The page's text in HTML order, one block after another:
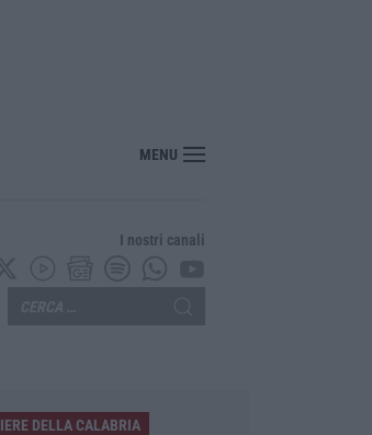
MENU
I nostri canali
DELLA CALABRIA